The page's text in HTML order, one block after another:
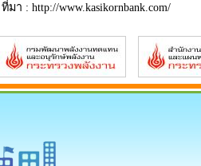
ที่มา : http://www.kasikornbank.com/